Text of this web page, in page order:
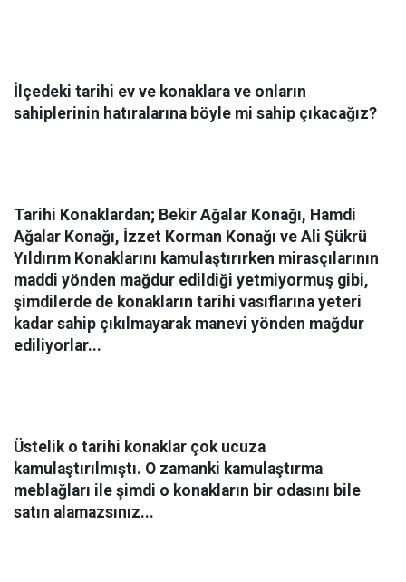
İlçedeki tarihi ev ve konaklara ve onların
sahiplerinin hatıralarına böyle mi sahip çıkacağız?
Tarihi Konaklardan; Bekir Ağalar Konağı, Hamdi
Ağalar Konağı, İzzet Korman Konağı ve Ali Şükrü
Yıldırım Konaklarını kamulaştırırken mirasçılarının
maddi yönden mağdur edildiği yetmiyormuş gibi,
şimdilerde de konakların tarihi vasıflarına yeteri
kadar sahip çıkılmayarak manevi yönden mağdur
ediliyorlar...
Üstelik o tarihi konaklar çok ucuza
kamulaştırılmıştı. O zamanki kamulaştırma
meblağları ile şimdi o konakların bir odasını bile
satın alamazsınız...